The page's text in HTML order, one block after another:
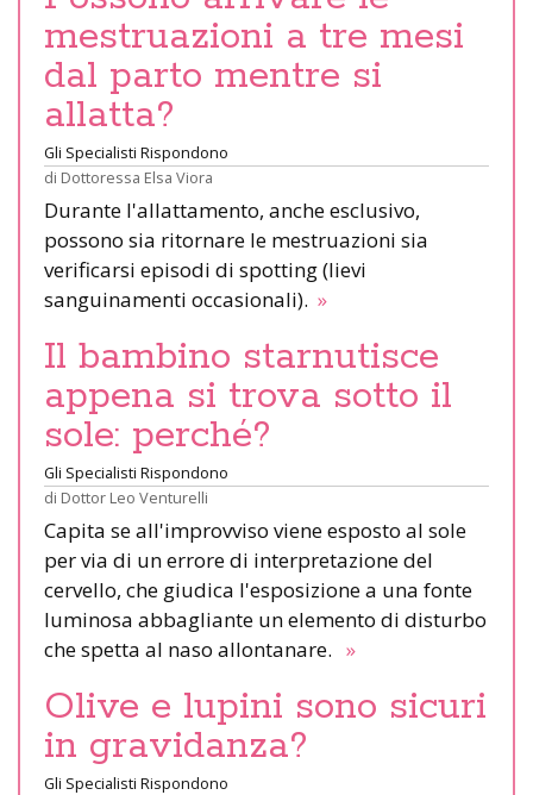
mestruazioni a tre mesi
dal parto mentre si
allatta?
Gli Specialisti Rispondono
di Dottoressa Elsa Viora
Durante l'allattamento, anche esclusivo,
possono sia ritornare le mestruazioni sia
verificarsi episodi di spotting (lievi
sanguinamenti occasionali). »
Il bambino starnutisce
appena si trova sotto il
sole: perché?
Gli Specialisti Rispondono
di Dottor Leo Venturelli
Capita se all'improvviso viene esposto al sole
per via di un errore di interpretazione del
cervello, che giudica l'esposizione a una fonte
luminosa abbagliante un elemento di disturbo
che spetta al naso allontanare. »
Olive e lupini sono sicuri
in gravidanza?
Gli Specialisti Rispondono